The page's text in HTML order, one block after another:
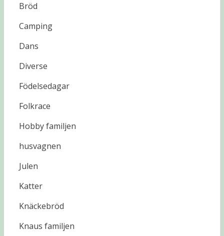
Bröd
Camping
Dans
Diverse
Födelsedagar
Folkrace
Hobby familjen
husvagnen
Julen
Katter
Knäckebröd
Knaus familjen